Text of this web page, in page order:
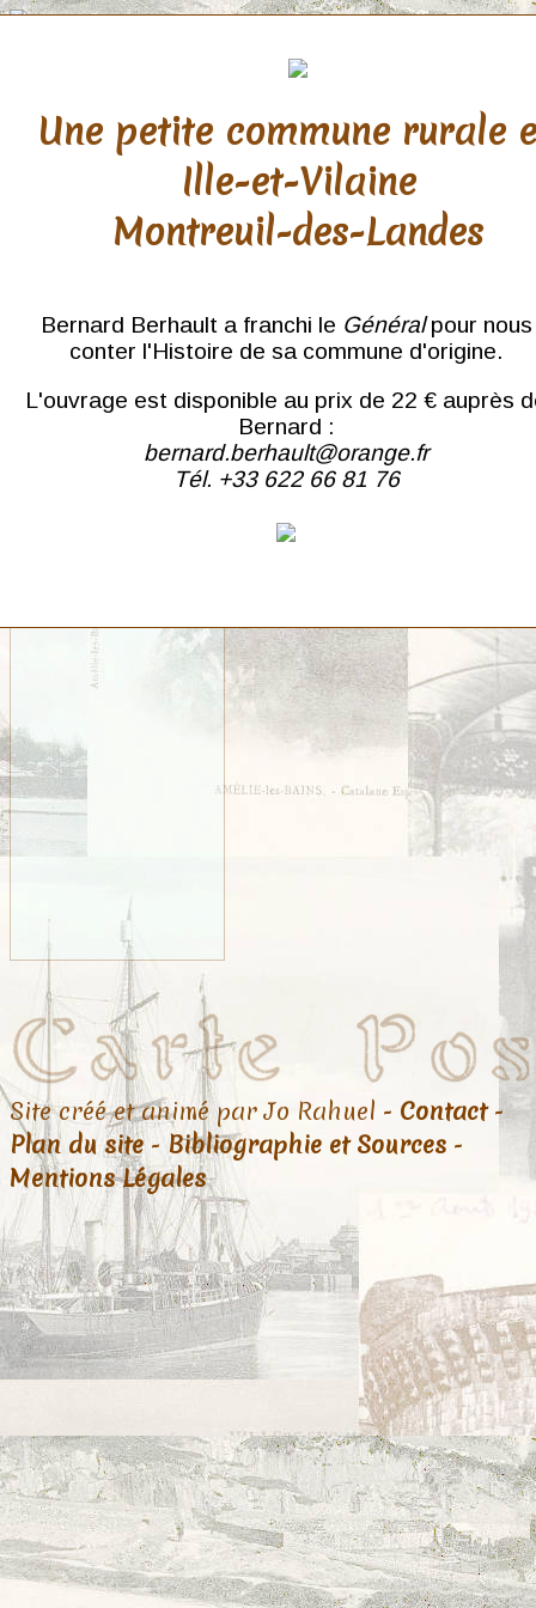
Site créé et animé par Jo Rahuel - Contact-
Plan du site - Bibliographie et Sources -
Mentions Légales
Une petite commune rurale
Ille-et-Vilaine
Montreuil-des-Landes
Bernard Berhault a franchi le Généralpour nous
conter l'Histoire de sa commune d'origine.
L'ouvrage est disponible au prix de 22 € auprès
Bernard :
bernard.berhault@orange.fr
Tél. +33 622 66 81 76